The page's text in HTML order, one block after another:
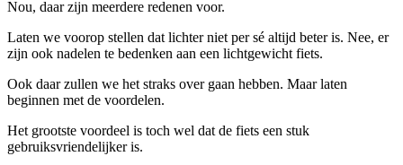
Nou, daar zijn meerdere redenen voor.
Laten we voorop stellen dat lichter niet per sé altijd beter is. Nee, er
zijn ook nadelen te bedenken aan een lichtgewicht fiets.
Ook daar zullen we het straks over gaan hebben. Maar laten
beginnen met de voordelen.
Het grootste voordeel is toch wel dat de fiets een stuk
gebruiksvriendelijker is.